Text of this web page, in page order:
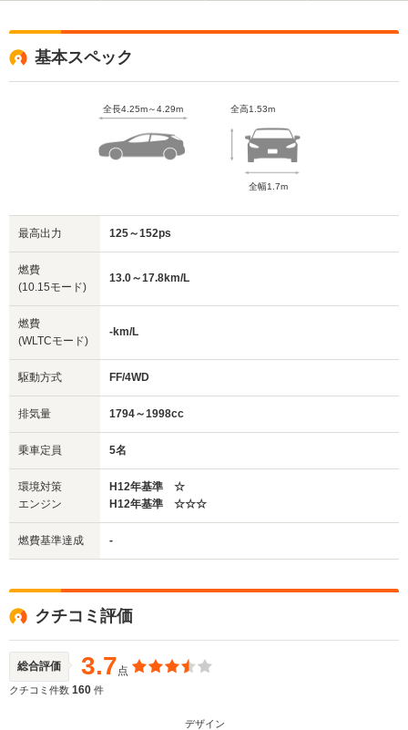
基本スペック
全長4.25m～4.29m 全高1.53m
全幅1.7m
最高出力 125～152ps
燃費
(10.15モード)
13.0～17.8km/L
燃費
(WLTCモード)
-km/L
駆動方式 FF/4WD
排気量 1794～1998cc
乗車定員 5名
環境対策
エンジン
H12年基準 ☆
H12年基準 ☆☆☆
燃費基準達成 -
クチコミ評価
総合評価 3.7点
クチコミ件数 160 件
デザイン